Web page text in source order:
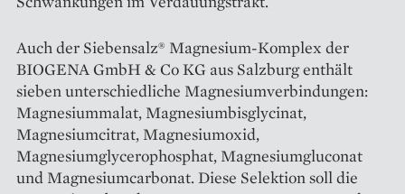
Auch der Siebensalz® Magnesium-Komplex der
BIOGENA GmbH & Co KG aus Salzburg enthält
sieben unterschiedliche Magnesiumverbindungen:
Magnesiummalat, Magnesiumbisglycinat,
Magnesiumcitrat, Magnesiumoxid,
Magnesiumglycerophosphat, Magnesiumgluconat
und Magnesiumcarbonat. Diese Selektion soll die